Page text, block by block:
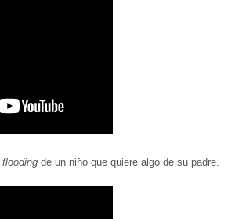
flooding de un niño que quiere algo de su padre.